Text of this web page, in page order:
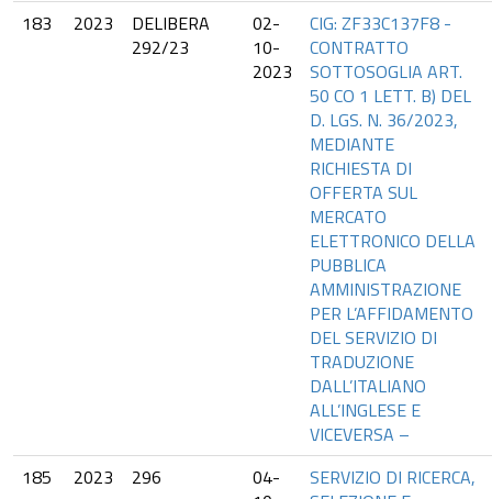
183
2023
DELIBERA
292/23
02-
10-
2023
CIG: ZF33C137F8 -
CONTRATTO
SOTTOSOGLIA ART.
50 CO 1 LETT. B) DEL
D. LGS. N. 36/2023,
MEDIANTE
RICHIESTA DI
OFFERTA SUL
MERCATO
ELETTRONICO DELLA
PUBBLICA
AMMINISTRAZIONE
PER L’AFFIDAMENTO
DEL SERVIZIO DI
TRADUZIONE
DALL’ITALIANO
ALL’INGLESE E
VICEVERSA –
185
2023 296
04-
SERVIZIO DI RICERCA,